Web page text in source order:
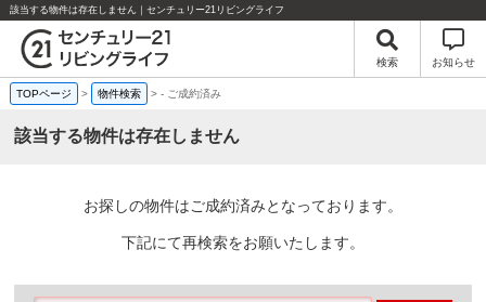
該当する物件は存在しません｜センチュリー21リビングライフ
検索 お知らせ
TOPページ > 物件検索 >- ご成約済み
該当する物件は存在しません
お探しの物件はご成約済みとなっております。
下記にて再検索をお願いたします。